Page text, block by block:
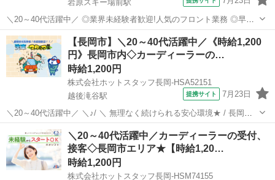
岩原スキー場前駅
＼20～40代活躍中／ ◎業界未経験者歓迎!人気のフロント業務 ◎早
番・遅番・夜勤が選べるので予定が立てやすく安定的に働けます!
◆◆◆◆◆◆◆◆◆◆◆◆◆◆◆ ★仕事内容★
◆◆◆◆◆◆◆◆◆◆◆◆◆◆◆ リゾートホ...
新潟 南魚沼市 岩原スキー場前駅 フロント
【長岡市】＼20～40代活躍中／《時給1,200
円》長岡市内◇カーディーラーの…
時給1,200円
株式会社ホットスタッフ長岡-HSA52151
越後滝谷駅
提携サイト 7月23日
＼20～40代活躍中／ ＼♪/ ＼ 無理なく続けられる安心環境★ / 長岡市
宮内エリアにある 自動車ディーラーの店舗で 洗車スタッフの募集です
☆未経験歓迎! 性別不問! 20代から40代の若手世代から 人間関係に悩ま
ない...
長岡市 越後滝谷駅 その他
＼20～40代活躍中／カーディーラーの受付、
接客◇長岡市エリア★【時給1,20…
時給1,200円
株式会社ホットスタッフ長岡-HSM74155